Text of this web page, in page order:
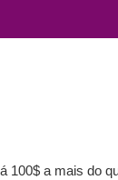
a mais do